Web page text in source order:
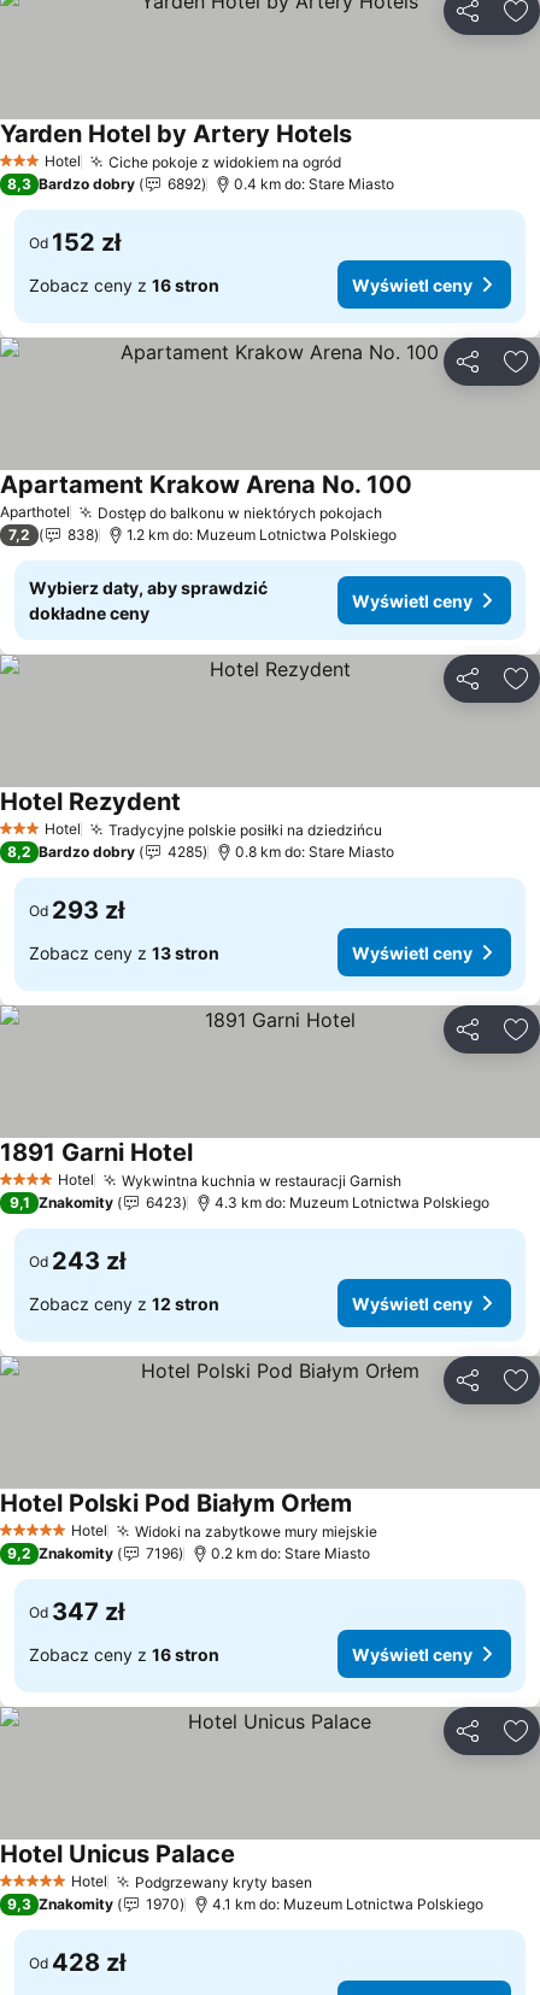
3 Kategoria
Hotel Ciche pokoje z widokiem na ogród
Yarden Hotel by Artery Hotels
8,3 Bardzo dobry 6892 0.4 km do: Stare Miasto
Od 152 zł
Zobacz ceny z 16 stron Wyświetl ceny
Aparthotel Dostęp do balkonu w niektórych pokojach
Apartament Krakow Arena No. 100
7,2 838 1.2 km do: Muzeum Lotnictwa Polskiego
Wybierz daty, aby sprawdzić
dokładne ceny
Wyświetl ceny
3 Kategoria
Hotel Tradycyjne polskie posiłki na dziedzińcu
Hotel Rezydent
8,2 Bardzo dobry 4285 0.8 km do: Stare Miasto
Od 293 zł
Zobacz ceny z 13 stron Wyświetl ceny
4 KategoriaHotel Wykwintna kuchnia w restauracji Garnish
1891 Garni Hotel
9,1 Znakomity 6423 4.3 km do: Muzeum Lotnictwa Polskiego
Od 243 zł
Zobacz ceny z 12 stron Wyświetl ceny
5 KategoriaHotel Widoki na zabytkowe mury miejskie
Hotel Polski Pod Białym Orłem
9,2 Znakomity 7196 0.2 km do: Stare Miasto
Od 347 zł
Zobacz ceny z 16 stron Wyświetl ceny
5 KategoriaHotel Podgrzewany kryty basen
Hotel Unicus Palace
9,3 Znakomity 1970 4.1 km do: Muzeum Lotnictwa Polskiego
Od 428 zł